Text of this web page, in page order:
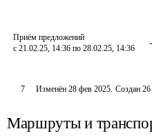
Приём предложений
с 21.02.25, 14:36 по 28.02.25, 14:36
7 Изменён 28 фев 2025. Создан
Маршруты и